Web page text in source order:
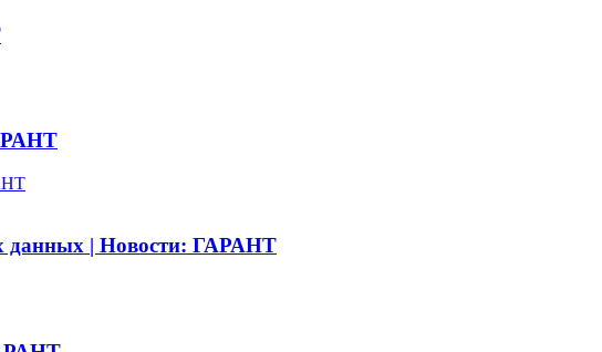
данных | Новости: ГАРАНТ